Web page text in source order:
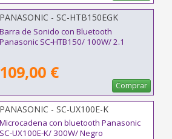
PANASONIC - SC-HTB150EGK
Barra de Sonido con Bluetooth
Panasonic SC-HTB150/ 100W/ 2.1
109,00 €
Comprar
PANASONIC - SC-UX100E-K
Microcadena con bluetooth Panasonic
SC-UX100E-K/ 300W/ Negro